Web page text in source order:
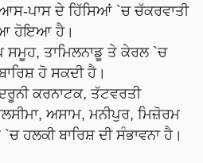
ਪਾਸ ਦੇ ਹਿੱਸਿਆਂ `ਚ ਚੱਕਰਵਾਤੀ
ਹੋਇਆ ਹੈ।
ਸਮੂਹ, ਤਾਮਿਲਨਾਡੂ ਤੇ ਕੇਰਲ `ਚ
ਹੋ ਸਕਦੀ ਹੈ।
ਕਰਨਾਟਕ, ਤੱਟਵਰਤੀ
ਅਸਾਮ, ਮਨੀਪੁਰ, ਮਿਜ਼ੋਰਮ
ਹਲਕੀ ਬਾਰਿਸ਼ ਦੀ ਸੰਭਾਵਨਾ ਹੈ।